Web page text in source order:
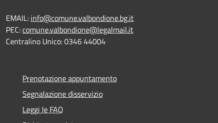
EMAIL: info@comune.valbondione.bg.it
PEC:comune.valbondione@legalmail.it
Centralino Unico: 0346 44004
Prenotazione appuntamento
Segnalazione disservizio
Leggi le FAQ